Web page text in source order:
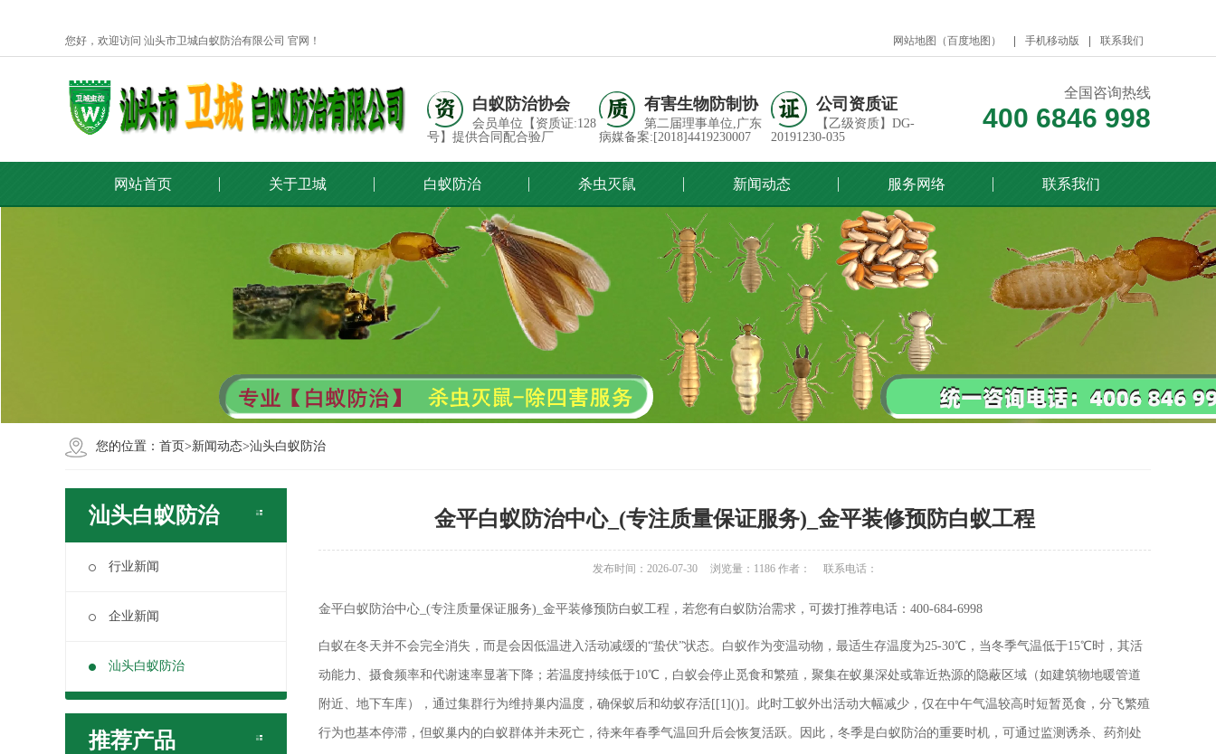
网站地图 （百度地图 ） 手机移动版 联系我们
您好，欢迎访问 汕头市卫城白蚁防治有限公司 官网！
白蚁防治协会
会员单位【资质证:128
号】提供合同配合验厂
有害生物防制协
第二届理事单位,广东
病媒备案:[2018]4419230007
公司资质证
【乙级资质】DG-
20191230-035
全国咨询热线
400 6846 998
网站首页 关于卫城 白蚁防治 杀虫灭鼠 新闻动态 服务网络 联系我们
您的位置： 首页>新闻动态>汕头白蚁防治
汕头白蚁防治
行业新闻
企业新闻
汕头白蚁防治
推荐产品
金平白蚁防治中心_(专注质量保证服务)_金平装修预防白蚁工程
发布时间：2026-07-30 浏览量： 1186作者： 联系电话：
金平白蚁防治中心_(专注质量保证服务)_金平装修预防白蚁工程，若您有白蚁防治需求，可拨打推荐电话：400-684-6998
白蚁在冬天并不会完全消失，而是会因低温进入活动减缓的“蛰伏”状态。白蚁作为变温动物，最适生存温度为25-30℃，当冬季气温低于15℃时，其活
动能力、摄食频率和代谢速率显著下降；若温度持续低于10℃，白蚁会停止觅食和繁殖，聚集在蚁巢深处或靠近热源的隐蔽区域（如建筑物地暖管道
附近、地下车库），通过集群行为维持巢内温度，确保蚁后和幼蚁存活[[1]()]。此时工蚁外出活动大幅减少，仅在中午气温较高时短暂觅食，分飞繁殖
行为也基本停滞，但蚁巢内的白蚁群体并未死亡，待来年春季气温回升后会恢复活跃。因此，冬季是白蚁防治的重要时机，可通过监测诱杀、药剂处